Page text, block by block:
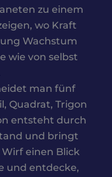
zu einem
wo Kraft
Wachstum
wie von selbst
man fünf
Quadrat, Trigon
entsteht durch
und bringt
einen Blick
und entdecke,